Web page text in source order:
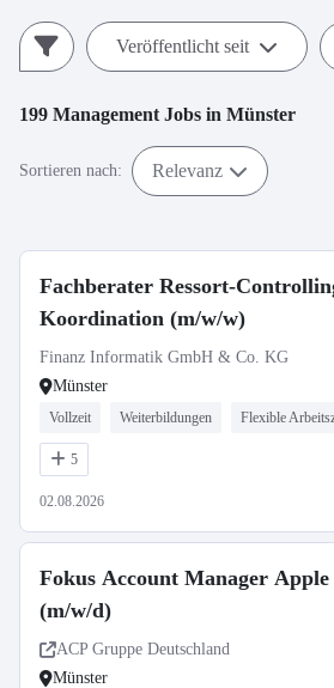
Veröffentlicht seit
199 Management Jobs in Münster
Sortieren nach: Relevanz
Fachberater Ressort-
Koordination (m/w/w)
Finanz Informatik GmbH & Co. KG
Münster
Vollzeit Weiterbildungen Flexible
5
02.08.2026
Fokus Account Manager Apple
(m/w/d)
ACP Gruppe Deutschland
Münster